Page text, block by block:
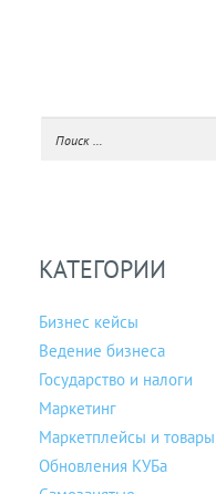
КАТЕГОРИИ
Бизнес кейсы
Ведение бизнеса
Государство и налоги
Маркетинг
Маркетплейсы и товары
Обновления КУБа